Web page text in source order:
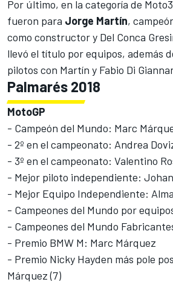
Por último, en la categoría de Moto3
fueron para Jorge Martín,
como constructor y Del Conca
llevó el título por equipos, además
pilotos con Martín y Fabio Di
Palmarés 2018
MotoGP
- Campeón del Mundo: Marc
- 2º en el campeonato: Andrea
- 3º en el campeonato: Valentino
- Mejor piloto independiente:
- Mejor Equipo Independiente:
- Campeones del Mundo por
- Campeones del Mundo
- Premio BMW M: Marc Márquez
- Premio Nicky Hayden más pole
Márquez (7)